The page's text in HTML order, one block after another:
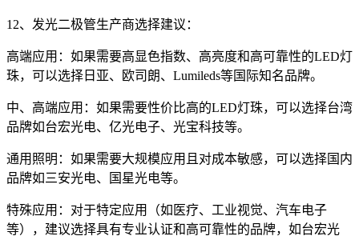
12、发光二极管生产商选择建议：
高端应用：如果需要高显色指数、高亮度和高可靠性的LED灯
珠，可以选择日亚、欧司朗、Lumileds等国际知名品牌。
中、高端应用：如果需要性价比高的LED灯珠，可以选择台湾
品牌如台宏光电、亿光电子、光宝科技等。
通用照明：如果需要大规模应用且对成本敏感，可以选择国内
品牌如三安光电、国星光电等。
特殊应用：对于特定应用（如医疗、工业视觉、汽车电子
等），建议选择具有专业认证和高可靠性的品牌，如台宏光